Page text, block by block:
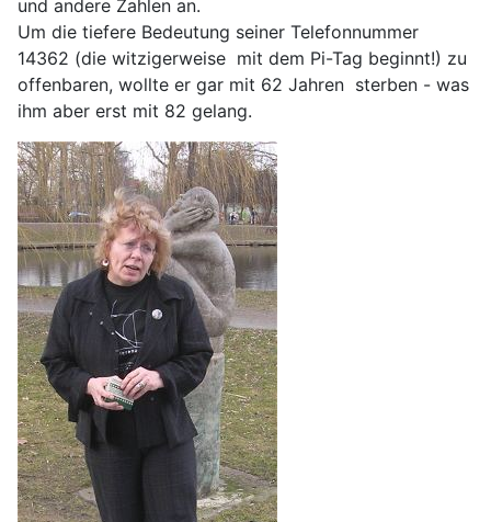
und andere Zahlen an.
Um die tiefere Bedeutung seiner Telefonnummer
14362 (die witzigerweise mit dem Pi-Tag beginnt!) zu
offenbaren, wollte er gar mit 62 Jahren sterben - was
ihm aber erst mit 82 gelang.